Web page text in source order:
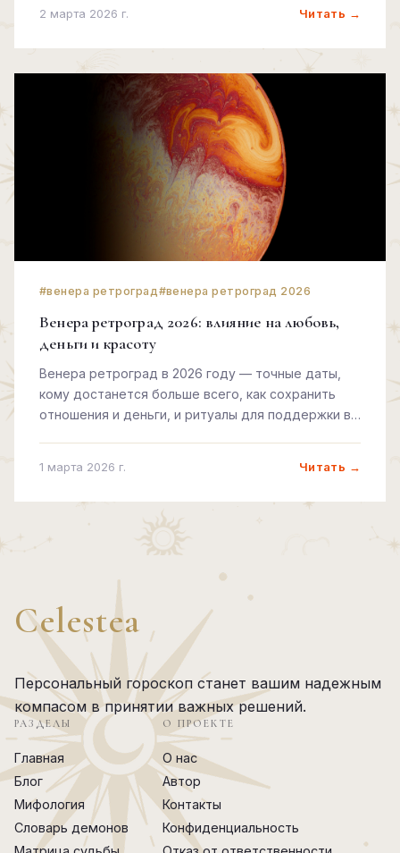
2 марта 2026 г. Читать →
#венера ретроград#венера ретроград 2026
Венера ретроград 2026: влияние на любовь,
деньги и красоту
Венера ретроград в 2026 году — точные даты,
кому достанется больше всего, как сохранить
отношения и деньги, и ритуалы для поддержки в
1 марта 2026 г. Читать →
Celestea
Персональный гороскоп станет вашим надежным
компасом в принятии важных решений.
РАЗДЕЛЫ
Главная
Блог
Мифология
Словарь демонов
О ПРОЕКТЕ
О нас
Автор
Контакты
Конфиденциальность